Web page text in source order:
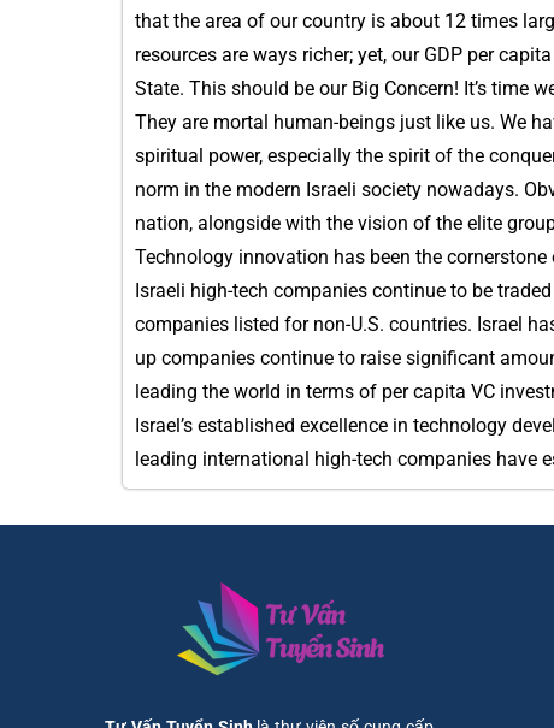
that the area of our country is about 12 times
resources are ways richer; yet, our GDP per
State. This should be our Big Concern! It’s time
They are mortal human-beings just like us. We
spiritual power, especially the spirit of the
norm in the modern Israeli society nowadays.
nation, alongside with the vision of the elite
Technology innovation has been the
Israeli high-tech companies continue to be
companies listed for non-U.S. countries. Israel
up companies continue to raise significant
leading the world in terms of per capita VC
Israel’s established excellence in technology
leading international high-tech companies have